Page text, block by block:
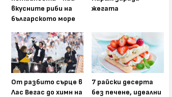
вкусните риби на
българското море
жегата
От разбито сърце в
Лас Вегас до химн на
7 райски десерта
без печене, идеални